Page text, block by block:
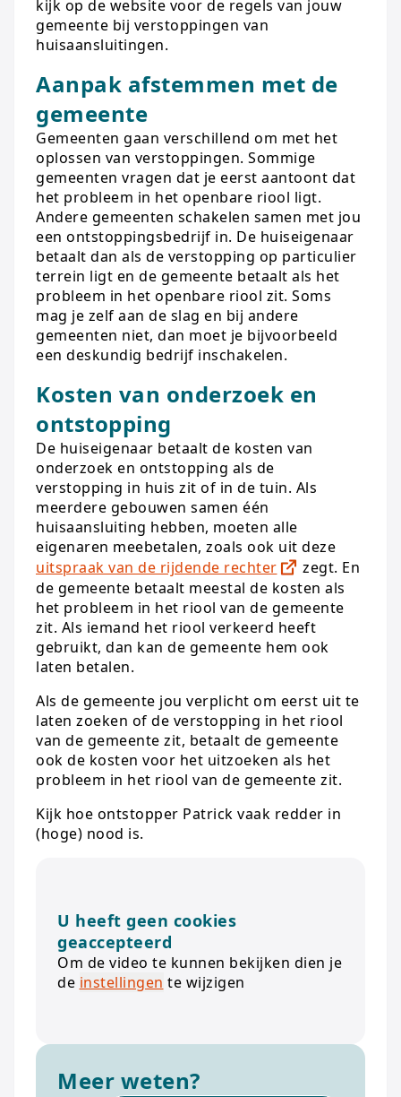
kijk op de website voor de regels van jouw
gemeente bij verstoppingen van
huisaansluitingen.
Aanpak afstemmen met de
gemeente
Gemeenten gaan verschillend om met het
oplossen van verstoppingen. Sommige
gemeenten vragen dat je eerst aantoont dat
het probleem in het openbare riool ligt.
Andere gemeenten schakelen samen met jou
een ontstoppingsbedrijf in. De huiseigenaar
betaalt dan als de verstopping op particulier
terrein ligt en de gemeente betaalt als het
probleem in het openbare riool zit. Soms
mag je zelf aan de slag en bij andere
gemeenten niet, dan moet je bijvoorbeeld
een deskundig bedrijf inschakelen.
Kosten van onderzoek en
ontstopping
De huiseigenaar betaalt de kosten van
onderzoek en ontstopping als de
verstopping in huis zit of in de tuin. Als
meerdere gebouwen samen één
huisaansluiting hebben, moeten alle
eigenaren meebetalen, zoals ook uit deze
uitspraak van de rijdende rechter
zegt. En
de gemeente betaalt meestal de kosten als
het probleem in het riool van de gemeente
zit. Als iemand het riool verkeerd heeft
gebruikt, dan kan de gemeente hem ook
laten betalen.
Als de gemeente jou verplicht om eerst uit te
laten zoeken of de verstopping in het riool
van de gemeente zit, betaalt de gemeente
ook de kosten voor het uitzoeken als het
probleem in het riool van de gemeente zit.
Kijk hoe ontstopper Patrick vaak redder in
(hoge) nood is.
U heeft geen cookies
geaccepteerd
Om de video te kunnen bekijken dien je
de instellingen te wijzigen
Meer weten?